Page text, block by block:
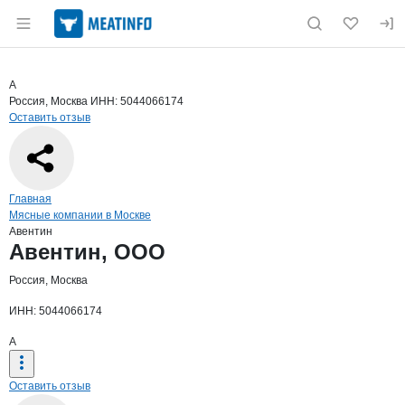
Раздел навигации по сайту meatinfo.ru
Страница компании
Страница компании
Краткая информация о компании
А
Россия, Москва ИНН: 5044066174
Оставить отзыв
Навигация по сайту
Главная
Мясные компании в Москве
Авентин
Основная информация о компании
Авентин, ООО
Россия, Москва
ИНН: 5044066174
А
Оставить отзыв